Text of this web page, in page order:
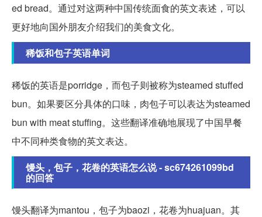
ed bread。通过对这两种中国传统面食的英文表述，可以
更好地向国外朋友介绍我们的美食文化。
稀饭和包子英语单词
稀饭的英语是porridge，而包子则被称为steamed stuffed
bun。如果要区分具体的口味，肉包子可以表达为steamed
bun with meat stuffing。这些翻译准确地展现了中国早餐
中不同种类食物的英文表达。
馒头，包子，花卷的英语怎么说 - sc674261099bd
的回答
馒头翻译为mantou，包子为baozi，花卷为huajuan。其